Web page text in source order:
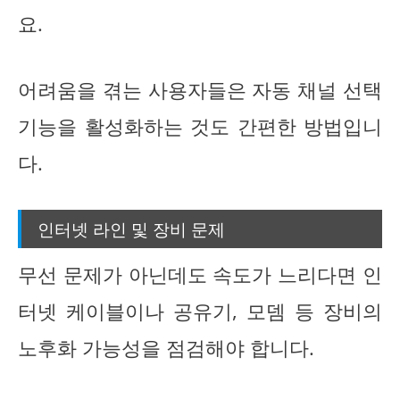
요.
어려움을 겪는 사용자들은 자동 채널 선택
기능을 활성화하는 것도 간편한 방법입니
다.
인터넷 라인 및 장비 문제
무선 문제가 아닌데도 속도가 느리다면 인
터넷 케이블이나 공유기, 모뎀 등 장비의
노후화 가능성을 점검해야 합니다.